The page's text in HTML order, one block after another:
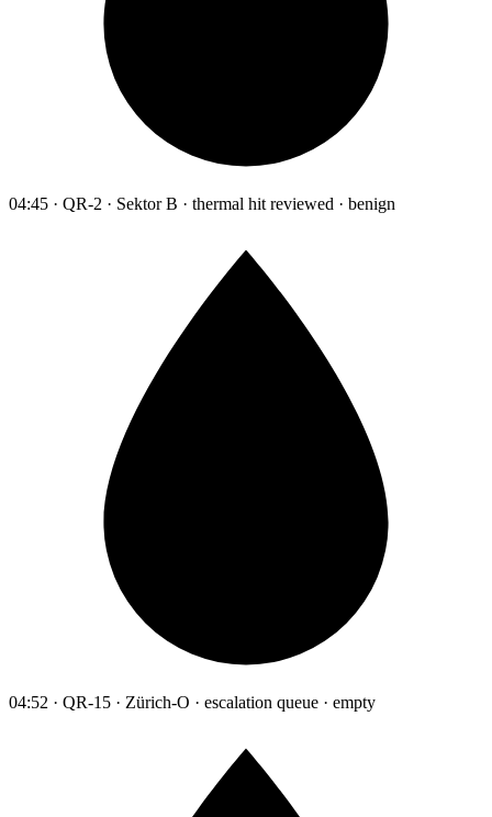
04:45 · QR-2 · Sektor B · thermal hit reviewed · benign
04:52 · QR-15 · Zürich-O · escalation queue · empty